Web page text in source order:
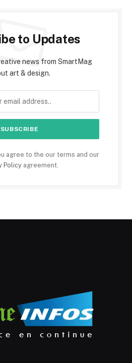
to Updates
news from SmartMag
art & design.
agree to the our terms and our
Policyagreement.